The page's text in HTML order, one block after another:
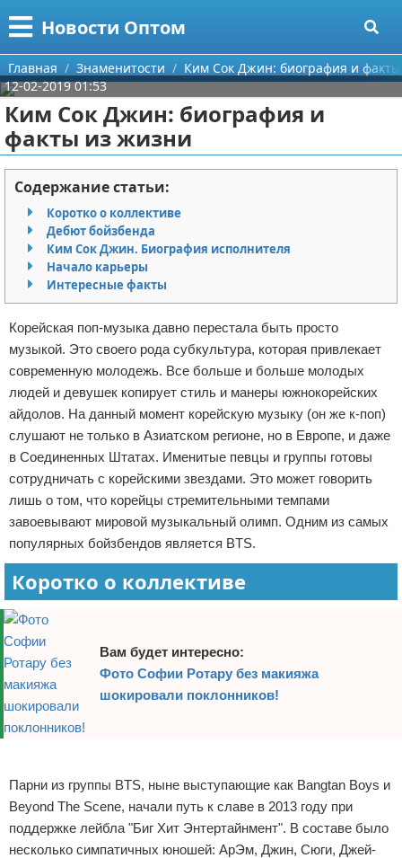
Новости Оптом
Меню
Главная
Категории
Информационные технологии
Автомобили
Знаменитости
Политика
Природа
Философия
Культура
Экономика
Разное
Поиск
О проекте
Контакты
Сотрудничество
Размещение рекламы
Для правообладателей
Условия предоставления информации
Отказ от ответственности
Главная Знаменитости
Ким Сок Джин: биография и
12-02-2019 01:53
Ким Сок Джин: биография и
факты из жизни
Содержание статьи:
Коротко о коллективе
Дебют бойзбенда
Ким Сок Джин. Биография исполнителя
Начало карьеры
Интересные факты
Корейская поп-музыка давно перестала быть просто
музыкой. Это своего рода субкультура, которая привлекает
современную молодежь. Все больше и больше молодых
людей и девушек копирует стиль и манеры южнокорейских
айдолов. На данный момент корейскую музыку (он же к-поп)
слушают не только в Азиатском регионе, но в Европе, и даже
в Соединенных Штатах. Именитые певцы и группы готовы
сотрудничать с корейскими звездами. Это может говорить
лишь о том, что корейцы стремительными темпами
завоевывают мировой музыкальный олимп. Одним из самых
популярных бойзбендов является BTS.
Коротко о коллективе
Вам будет интересно:
Фото Софии Ротару без макияжа
шокировали поклонников!
Парни из группы BTS, ныне выступающие как Bangtan Boys и
Beyond The Scene, начали путь к славе в 2013 году при
поддержке лейбла "Биг Хит Энтертайнмент". В составе было
несколько симпатичных юношей: АрЭм, Джин, Сюги, Джей-